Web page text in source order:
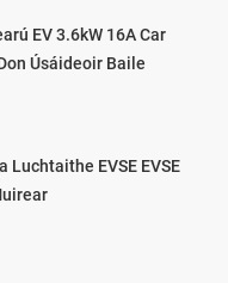
EV 3.6kW 16A Car
Úsáideoir Baile
Luchtaithe EVSE EVSE